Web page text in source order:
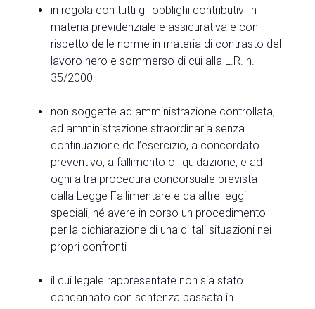
in regola con tutti gli obblighi contributivi in
materia previdenziale e assicurativa e con il
rispetto delle norme in materia di contrasto del
lavoro nero e sommerso di cui alla L.R. n.
35/2000
non soggette ad amministrazione controllata,
ad amministrazione straordinaria senza
continuazione dell’esercizio, a concordato
preventivo, a fallimento o liquidazione, e ad
ogni altra procedura concorsuale prevista
dalla Legge Fallimentare e da altre leggi
speciali, né avere in corso un procedimento
per la dichiarazione di una di tali situazioni nei
propri confronti
il cui legale rappresentate non sia stato
condannato con sentenza passata in